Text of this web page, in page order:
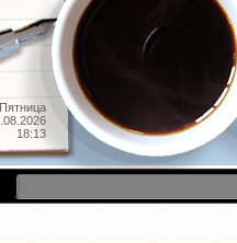
Пятница
18:13